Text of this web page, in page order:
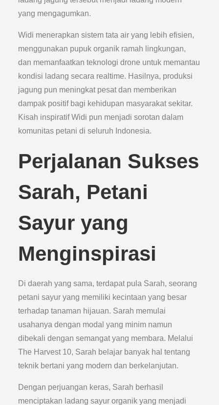
yang mengagumkan.
Widi menerapkan sistem tata air yang lebih efisien,
menggunakan pupuk organik ramah lingkungan,
dan memanfaatkan teknologi drone untuk memantau
kondisi ladang secara realtime. Hasilnya, produksi
jagung pun meningkat pesat dan memberikan
dampak positif bagi kehidupan masyarakat sekitar.
Kisah inspiratif Widi pun menjadi sorotan dalam
komunitas petani di seluruh Indonesia.
Perjalanan Sukses
Sarah, Petani
Sayur yang
Menginspirasi
Di daerah yang sama, terdapat pula Sarah, seorang
petani sayur yang memiliki kecintaan yang besar
terhadap tanaman hijauan. Sarah memulai
usahanya dengan modal yang minim namun
dibekali dengan semangat yang membara. Melalui
The Harvest 10, Sarah belajar banyak hal tentang
teknik bertani yang modern dan berkelanjutan.
Dengan perjuangan keras, Sarah berhasil
menciptakan ladang sayur organik yang menjadi